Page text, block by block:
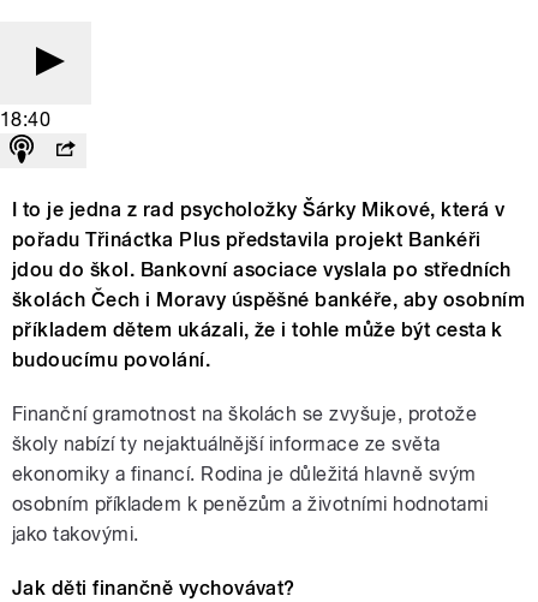
18:40
I to je jedna z rad psycholožky Šárky Mikové, která v
pořadu Třináctka Plus představila projekt Bankéři
jdou do škol. Bankovní asociace vyslala po středních
školách Čech i Moravy úspěšné bankéře, aby osobním
příkladem dětem ukázali, že i tohle může být cesta k
budoucímu povolání.
Finanční gramotnost na školách se zvyšuje, protože
školy nabízí ty nejaktuálnější informace ze světa
ekonomiky a financí. Rodina je důležitá hlavně svým
osobním příkladem k penězům a životními hodnotami
jako takovými.
Jak děti finančně vychovávat?